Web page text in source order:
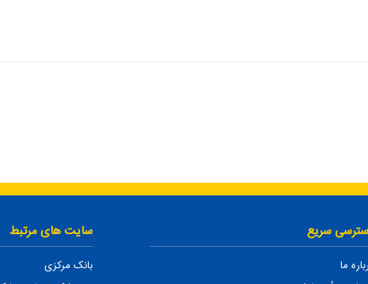
سریع
ما
سایت های مرتبط
بانک مرکزی